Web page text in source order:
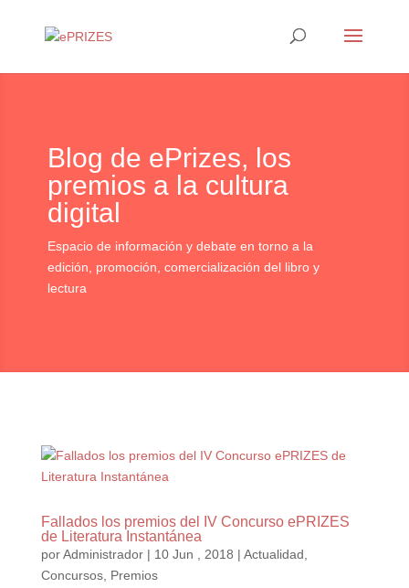
Blog de ePrizes, los
premios a la cultura
digital
Espacio de información y debate en torno a la
edición, promoción, comercialización del libro y
lectura
Fallados los premios del IV Concurso ePRIZES
de Literatura Instantánea
porAdministrador| 10 Jun , 2018 | Actualidad
Concursos, Premios